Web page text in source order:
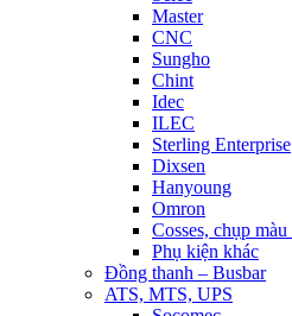
Master
CNC
Sungho
Chint
Idec
ILEC
Sterling Enterprise
Dixsen
Hanyoung
Omron
Cosses, chụp
Phụ kiện khác
Đồng thanh – Busbar
ATS, MTS, UPS